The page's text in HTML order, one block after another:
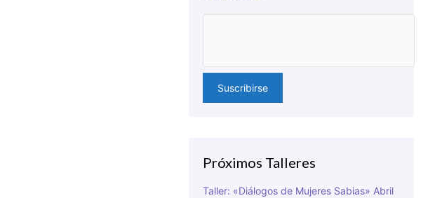
Próximos Talleres
Taller: «Diálogos de Mujeres Sabias» Abril